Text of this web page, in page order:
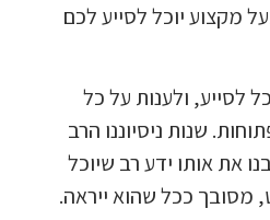
מקצוע יוכל לסייע לכם
לסייע, ולענות על כל
שנות ניסיוננו הרב
את אותו ידע רב שיוכל
מסובך ככל שהוא ייראה.